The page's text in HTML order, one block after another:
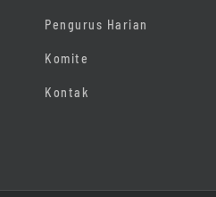
Pengurus Harian
Komite
Kontak